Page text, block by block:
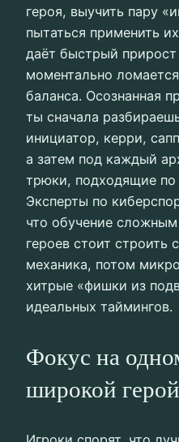
героя, выучить пару
пытаться применить
даёт быстрый прирост
моментально
баланса. Осознанная
ты сначала
инициатор, керри,
а затем под каждый
трюки, подходящие по
Эксперты по
что обучение
героев стоит строить
механика, потом
хитрые «фишки из
идеальных таймингов.
Фокус на
широкой